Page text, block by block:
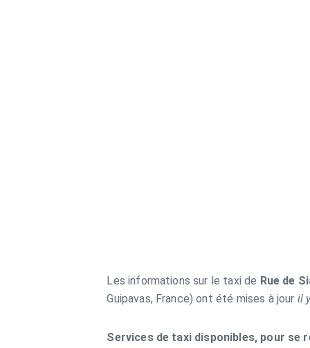
Les informations sur le taxi de Rue de
Guipavas, France) ont été mises à jour il
Services de taxi disponibles, pour se